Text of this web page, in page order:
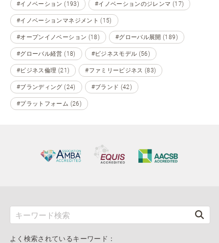
#イノベーション (193) #イノベーションのジレンマ (17)
#イノベーションマネジメント (15)
#オープンイノベーション (18) #グローバル展開 (189)
#グローバル経営 (18) #ビジネスモデル (56)
#ビジネス倫理 (21) #ファミリービジネス (83)
#ブランディング (24) #ブランド (42)
#プラットフォーム (26)
よく検索されているキーワード：